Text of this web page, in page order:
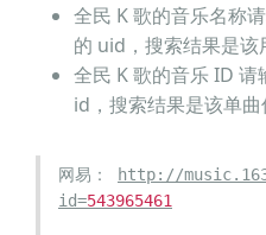
全民 K 歌的音乐名称
的 uid，搜索结果是该
全民 K 歌的音乐 ID 请
id，搜索结果是该单曲
网易：
http://
id=543965461